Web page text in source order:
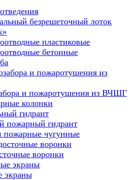
безрешеточный лоток
пластиковые
бетонные
и пожаротушения из ВЧШГ
колонки
гидрант
пожарный гидрант
пожарные чугунные
воронки
экраны